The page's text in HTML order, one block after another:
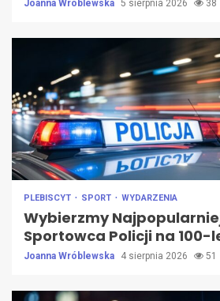
Joanna Wróblewska 5 sierpnia 2026 38
PLEBISCYT SPORT WYDARZENIA
Wybierzmy
Sportowca Policji na 100-
Joanna Wróblewska 4 sierpnia 2026 51